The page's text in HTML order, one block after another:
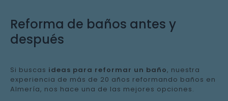
Reforma de baños antes y
después
Si buscas ideas para reformar un baño, nuestra
experiencia de más de 20 años reformando baños en
Almería, nos hace una de las mejores opciones.